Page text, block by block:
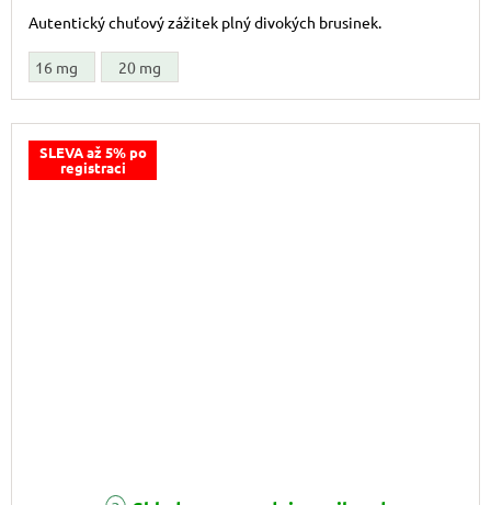
Autentický chuťový zážitek plný divokých brusinek.
16 mg 20 mg
SLEVA až 5% po
registraci